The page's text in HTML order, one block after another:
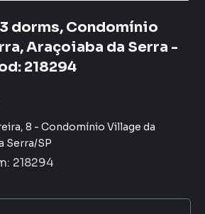
dorms, Condomínio
Araçoiaba da Serra -
218294
, 8 - Condomínio Village da
Serra/SP
218294